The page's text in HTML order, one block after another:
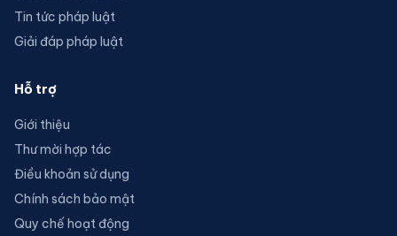
Tin tức pháp luật
Giải đáp pháp luật
Hỗ trợ
Giới thiệu
Thư mời hợp tác
Điều khoản sử dụng
Chính sách bảo mật
Quy chế hoạt động